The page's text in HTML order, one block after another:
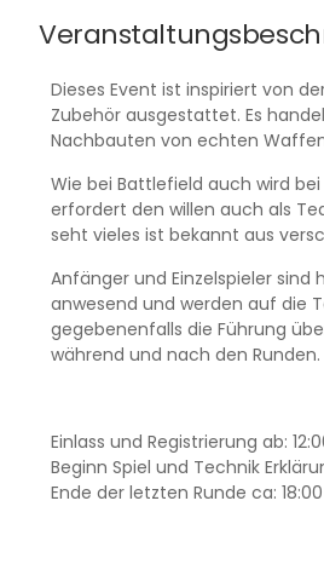
Dieses Event ist inspiriert von
Zubehör ausgestattet. Es
Nachbauten von echten
Wie bei Battlefield auch wird
erfordert den willen auch als
seht vieles ist bekannt aus
Anfänger und Einzelspieler
anwesend und werden auf die
gegebenenfalls die Führung
während und nach den Runden.
Einlass und Registrierung ab:
Beginn Spiel und Technik
Ende der letzten Runde ca: 18:00